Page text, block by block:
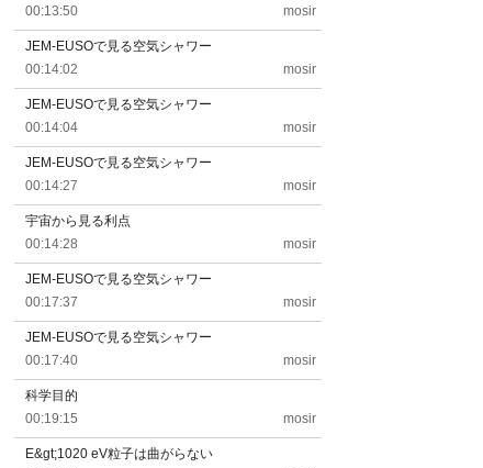
00:13:50
mosir
JEM-EUSOで見る空気シャワー
00:14:02
mosir
JEM-EUSOで見る空気シャワー
00:14:04
mosir
JEM-EUSOで見る空気シャワー
00:14:27
mosir
宇宙から見る利点
00:14:28
mosir
JEM-EUSOで見る空気シャワー
00:17:37
mosir
JEM-EUSOで見る空気シャワー
00:17:40
mosir
科学目的
00:19:15
mosir
E&gt;1020 eV粒子は曲がらない